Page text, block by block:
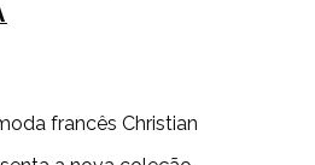
francês Christian